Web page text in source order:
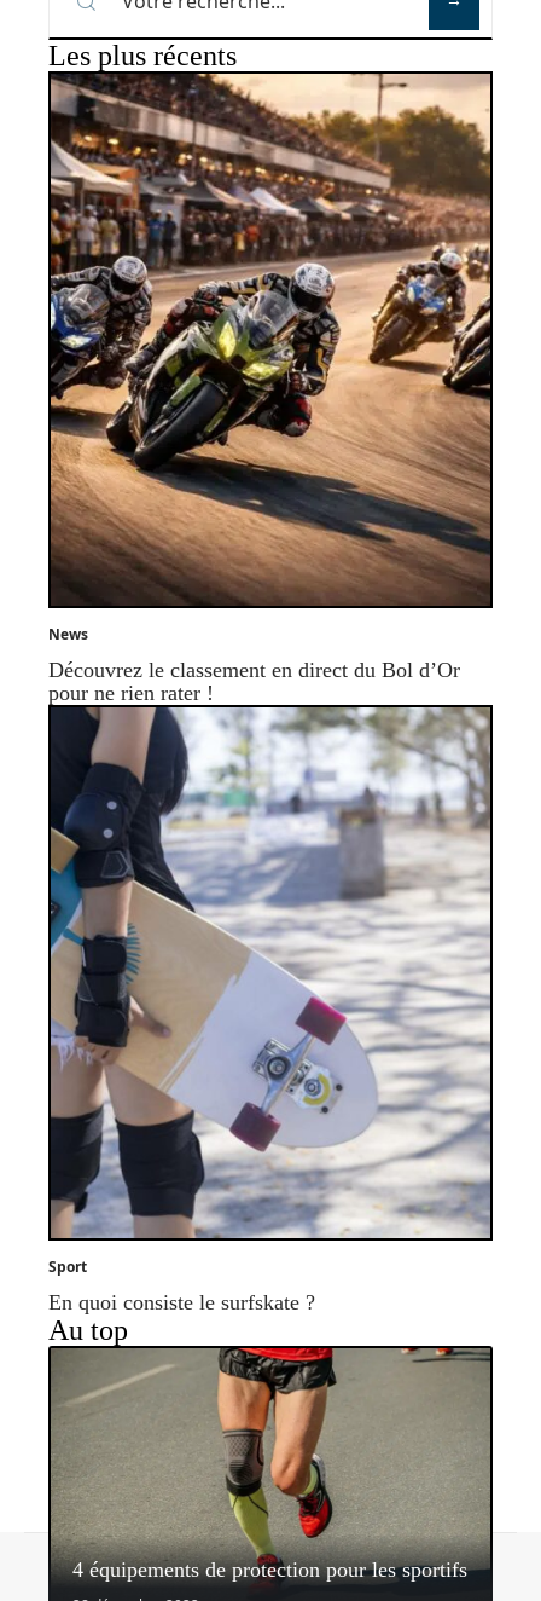
Les plus récents
News
Découvrez le classement en direct du Bol d’Or
pour ne rien rater !
Sport
En quoi consiste le surfskate ?
Au top
4 équipements de protection pour les sportifs
Contact Mentions légales Sitemap